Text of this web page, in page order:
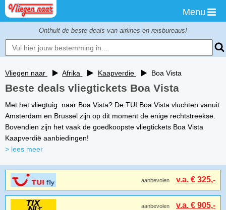
Menu
Onthult de beste deals van airlines en reisbureaus!
Vliegen naar Afrika Kaapverdie Boa Vista
Beste deals vliegtickets Boa Vista
Met het vliegtuig naar Boa Vista? De TUI Boa Vista vluchten vanuit
Amsterdam en Brussel zijn op dit moment de enige rechtstreekse.
Bovendien zijn het vaak de goedkoopste vliegtickets Boa Vista
Kaapverdië aanbiedingen!
> lees meer
aanbevolen v.a. € 325,-
aanbevolen v.a. € 905,-